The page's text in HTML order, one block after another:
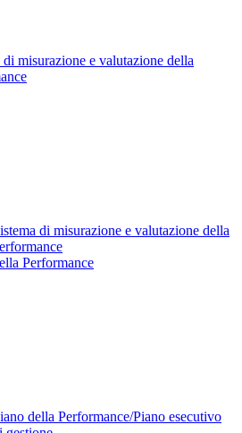
di misurazione e valutazione della
di misurazione e valutazione della
Performance
della Performance/Piano esecutivo